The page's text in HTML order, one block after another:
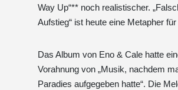
Way Up“** noch realistischer.
Aufstieg“ ist heute eine Metapher
Das Album von Eno & Cale hatte
Vorahnung von „Musik, nachdem
Paradies aufgegeben hatte“. Die